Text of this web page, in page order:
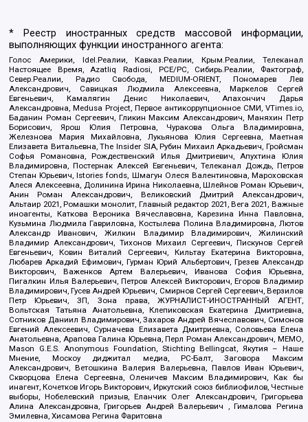
* Реестр иностранных средств массовой информации,
выполняющих функции иностранного агента:
Голос Америки, Idel.Реалии, Кавказ.Реалии, Крым.Реалии, Телеканал
Настоящее Время, Azatliq Radiosi, PCE/PC, Сибирь.Реалии, Фактограф,
Север.Реалии, Радио Свобода, MEDIUM-ORIENT, Пономарев Лев
Александрович, Савицкая Людмила Алексеевна, Маркелов Сергей
Евгеньевич, Камалягин Денис Николаевич, Апахончич Дарья
Александровна, Medusa Project, Первое антикоррупционное СМИ, VTimes.io,
Баданин Роман Сергеевич, Гликин Максим Александрович, Маняхин Петр
Борисович, Ярош Юлия Петровна, Чуракова Ольга Владимировна,
Железнова Мария Михайловна, Лукьянова Юлия Сергеевна, Маетная
Елизавета Витальевна, The Insider SIA, Рубин Михаил Аркадьевич, Гройсман
Софья Романовна, Рождественский Илья Дмитриевич, Апухтина Юлия
Владимировна, Постернак Алексей Евгеньевич, Телеканал Дождь, Петров
Степан Юрьевич, Istories fonds, Шмагун Олеся Валентиновна, Мароховская
Алеся Алексеевна, Долинина Ирина Николаевна, Шлейнов Роман Юрьевич,
Анин Роман Александрович, Великовский Дмитрий Александрович,
Альтаир 2021, Ромашки монолит, Главный редактор 2021, Вега 2021, Важные
иноагенты, Каткова Вероника Вячеславовна, Карезина Инна Павловна,
Кузьмина Людмила Гавриловна, Костылева Полина Владимировна, Лютов
Александр Иванович, Жилкин Владимир Владимирович, Жилинский
Владимир Александрович, Тихонов Михаил Сергеевич, Пискунов Сергей
Евгеньевич, Ковин Виталий Сергеевич, Кильтау Екатерина Викторовна,
Любарев Аркадий Ефимович, Гурман Юрий Альбертович, Грезев Александр
Викторович, Важенков Артем Валерьевич, Иванова София Юрьевна,
Пигалкин Илья Валерьевич, Петров Алексей Викторович, Егоров Владимир
Владимирович, Гусев Андрей Юрьевич, Смирнов Сергей Сергеевич, Верзилов
Петр Юрьевич, ЗП, Зона права, ЖУРНАЛИСТ-ИНОСТРАННЫЙ АГЕНТ,
Вольтская Татьяна Анатольевна, Клепиковская Екатерина Дмитриевна,
Сотников Даниил Владимирович, Захаров Андрей Вячеславович, Симонов
Евгений Алексеевич, Сурначева Елизавета Дмитриевна, Соловьева Елена
Анатольевна, Арапова Галина Юрьевна, Перл Роман Александрович, МЕМО,
Mason G.E.S. Anonymous Foundation, Stichting Bellingcat, Якутия – Наше
Мнение, Москоу диджитал медиа, РС-Балт, Заговора Максим
Александрович, Ветошкина Валерия Валерьевна, Павлов Иван Юрьевич,
Скворцова Елена Сергеевна, Оленичев Максим Владимирович, Как бы
инагент, Кочетков Игорь Викторович, Иркутский союз библиофилов, Честные
выборы, Нобелевский призыв, Еланчик Олег Александрович, Григорьева
Алина Александровна, Григорьев Андрей Валерьевич , Гималова Регина
Эмилевна, Хисамова Регина Фаритовна